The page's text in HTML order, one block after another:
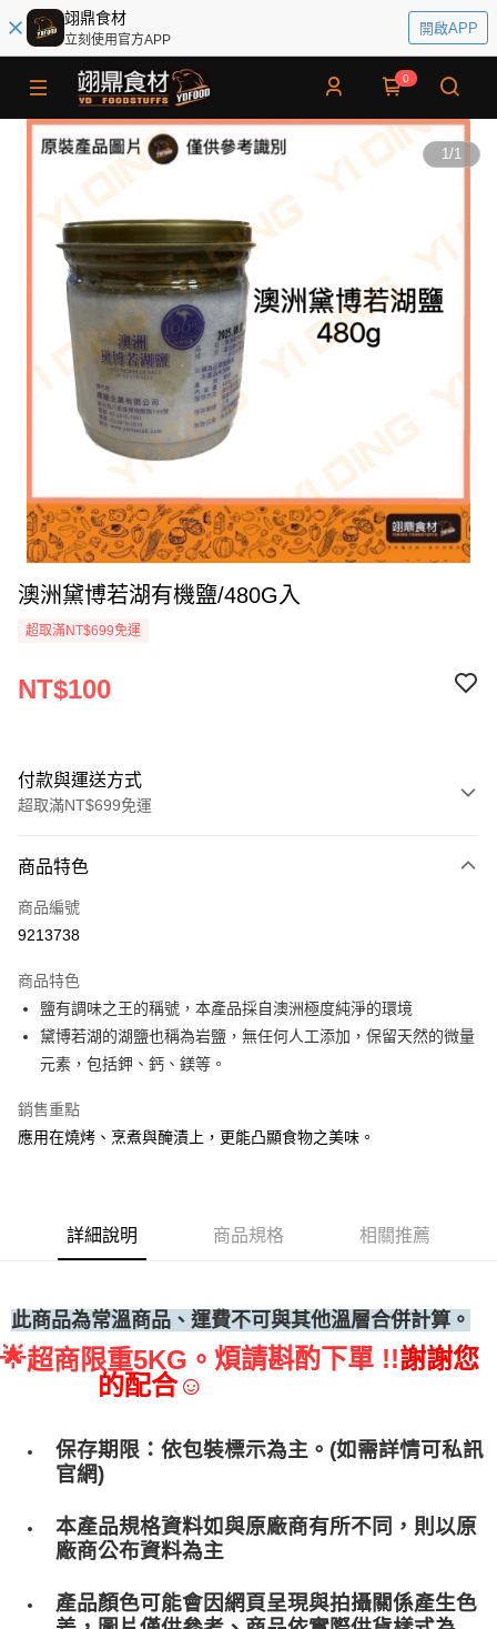
翊鼎食材
立刻使用官方APP
開啟APP
0
1/1
澳洲黛博若湖有機鹽/480G入
超取滿NT$699免運
NT$100
付款與運送方式
超取滿NT$699免運
信用卡一次付款
Apple Pay
運送方式
• 付款後全家取貨
每筆NT$60，滿NT$699(含以上)免運費
每筆NT$60，滿NT$699(含以上)免運費
商品特色
商品編號
9213738
商品特色
鹽有調味之王的稱號，本產品採自澳洲極度純淨的環境
黛博若湖的湖鹽也稱為岩鹽，無任何人工添加，保留天然的微量
元素，包括鉀、鈣、鎂等。
銷售重點
應用在燒烤、烹煮與醃漬上，更能凸顯食物之美味。
詳細說明 商品規格 相關推薦
此商品為常溫商品、運費不可與其他溫層合併計算。
🌟超商限重5KG。 煩請斟酌下單 !!謝謝您
的配合☺
保存期限：依包裝標示為主。(如需詳情可私訊
官網)
本產品規格資料如與原廠商有所不同，則以原
廠商公布資料為主
產品顏色可能會因網頁呈現與拍攝關係產生色